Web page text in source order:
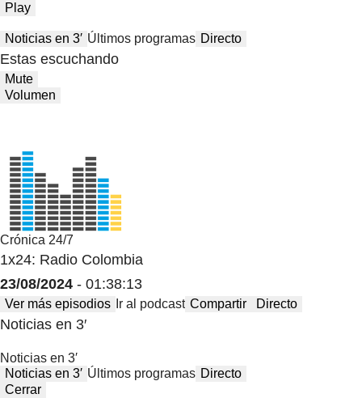
Play
Noticias en 3′ Últimos programas Directo
Estas escuchando
Mute
Volumen
Crónica 24/7
1x24: Radio Colombia
23/08/2024 - 01:38:13
Ver más episodios Ir al podcast Compartir Directo
Noticias en 3′
Noticias en 3′
Noticias en 3′ Últimos programas Directo
Cerrar